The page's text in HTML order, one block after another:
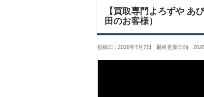
【買取専門よろずや あ
田のお客様）
投稿日 : 2026年7月7日 最終更新日時 :